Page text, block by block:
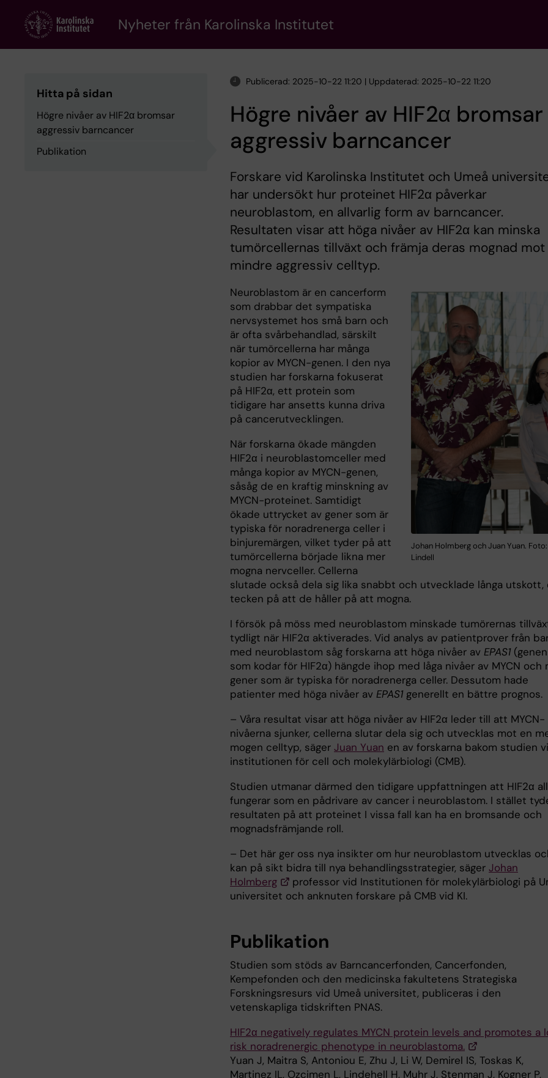
content
Nyheter från Karolinska Institutet
Hitta på sidan
Högre nivåer av HIF2α bromsar
aggressiv barncancer
Publikation
Publicerad: 2025-10-22 11:20 | Uppdaterad: 2025-10-22 11:20
Högre nivåer av HIF2α bromsar
aggressiv barncancer
Forskare vid Karolinska Institutet och Umeå
har undersökt hur proteinet HIF2α påverkar
neuroblastom, en allvarlig form av barncancer.
Resultaten visar att höga nivåer av HIF2α kan minska
tumörcellernas tillväxt och främja deras mognad mot
mindre aggressiv celltyp.
Johan Holmberg och Juan Yuan.
Lindell
Neuroblastom är en cancerform
som drabbar det sympatiska
nervsystemet hos små barn och
är ofta svårbehandlad, särskilt
när tumörcellerna har många
kopior av MYCN-genen. I den nya
studien har forskarna fokuserat
på HIF2α, ett protein som
tidigare har ansetts kunna driva
på cancerutvecklingen.
När forskarna ökade mängden
HIF2α i neuroblastomceller med
många kopior av MYCN-genen,
såsåg de en kraftig minskning av
MYCN-proteinet. Samtidigt
ökade uttrycket av gener som är
typiska för noradrenerga celler i
binjuremärgen, vilket tyder på att
tumörcellerna började likna mer
mogna nervceller. Cellerna
slutade också dela sig lika snabbt och utvecklade långa utskott,
tecken på att de håller på att mogna.
I försök på möss med neuroblastom minskade tumörernas
tydligt när HIF2α aktiverades. Vid analys av patientprover från
med neuroblastom såg forskarna att höga nivåer av EPAS1 (genen
som kodar för HIF2α) hängde ihop med låga nivåer av MYCN och
gener som är typiska för noradrenerga celler. Dessutom hade
patienter med höga nivåer av EPAS1 generellt en bättre prognos.
– Våra resultat visar att höga nivåer av HIF2α leder till att MYCN-
nivåerna sjunker, cellerna slutar dela sig och utvecklas mot en
mogen celltyp, säger Juan Yuan en av forskarna bakom studien
institutionen för cell och molekylärbiologi (CMB).
Studien utmanar därmed den tidigare uppfattningen att HIF2α
fungerar som en pådrivare av cancer i neuroblastom. I stället
resultaten på att proteinet I vissa fall kan ha en bromsande och
mognadsfrämjande roll.
– Det här ger oss nya insikter om hur neuroblastom utvecklas
kan på sikt bidra till nya behandlingsstrategier, säger Johan
Holmberg
professor vid Institutionen för molekylärbiologi på
universitet och anknuten forskare på CMB vid KI.
Publikation
Studien som stöds av Barncancerfonden, Cancerfonden,
Kempefonden och den medicinska fakultetens Strategiska
Forskningsresurs vid Umeå universitet, publiceras i den
vetenskapliga tidskriften PNAS.
HIF2α negatively regulates MYCN protein levels and promotes a
risk noradrenergic phenotype in neuroblastoma.
Yuan J, Maitra S, Antoniou E, Zhu J, Li W, Demirel IS, Toskas K,
Martinez IL, Ozcimen L, Lindehell H, Muhr J, Stenman J, Kogner P,